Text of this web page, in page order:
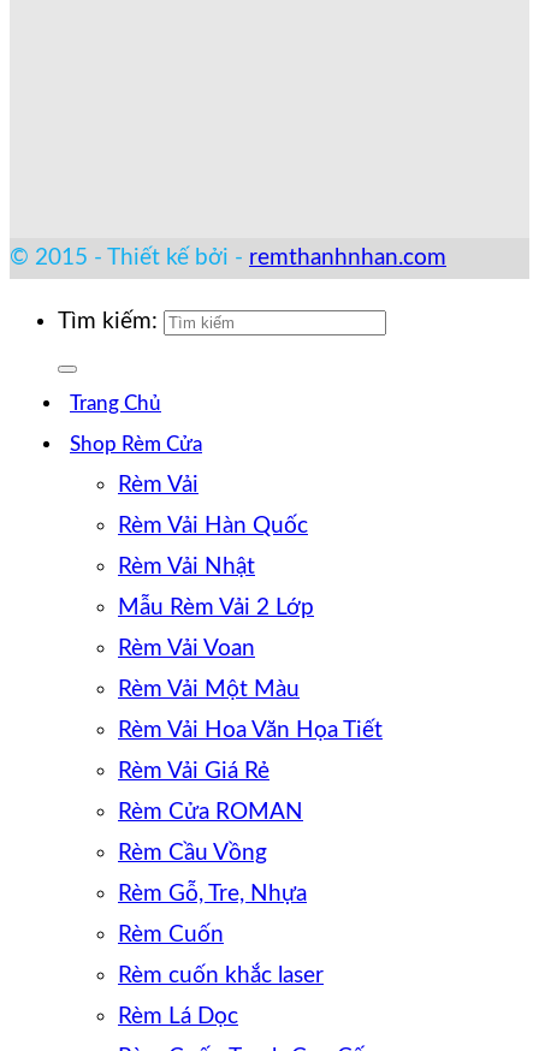
© 2015 - Thiết kế bởi - remthanhnhan.com
Tìm kiếm:
Trang Chủ
Shop Rèm Cửa
Rèm Vải
Rèm Vải Hàn Quốc
Rèm Vải Nhật
Mẫu Rèm Vải 2 Lớp
Rèm Vải Voan
Rèm Vải Một Màu
Rèm Vải Hoa Văn Họa Tiết
Rèm Vải Giá Rẻ
Rèm Cửa ROMAN
Rèm Cầu Vồng
Rèm Gỗ, Tre, Nhựa
Rèm Cuốn
Rèm cuốn khắc laser
Rèm Lá Dọc